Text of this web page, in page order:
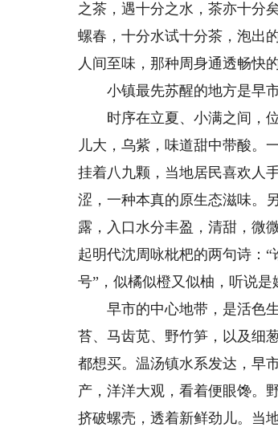
之茶，遇十分之水，茶亦十分
螺春，十分水试十分茶，泡出
人间至味，那种周身通透畅快
小镇最先苏醒的地方是早市
时序在立夏、小满之间，位
儿大，乌紫，味道甜中带酸。
挂着八九颗，当地居民喜欢人
涩，一种本真的原生态滋味。
露，入口水分丰盈，清甜，微
起明代沈周咏枇杷的两句诗：
号”，似橘似橙又似柚，听说是
早市的中心地带，是活色生
苔、马齿苋、野竹笋，以及细
都想买。温汤镇水系发达，早
产，洋洋大观，看着便眼馋。
挤破螺壳，透着新鲜劲儿。当